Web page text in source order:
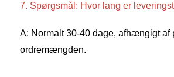
7. Spørgsmål: Hvor lang er
A: Normalt 30-40 dage, afhængigt af
ordremængden.